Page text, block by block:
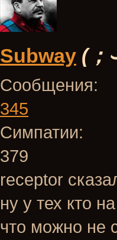
Subway (；
Сообщения:
345
Симпатии:
379
receptor
ну у тех кто
что можно не